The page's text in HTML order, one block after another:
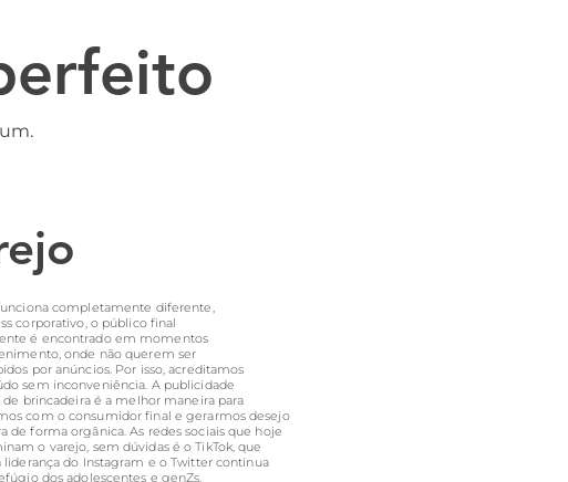
completamente diferente,
corporativo, o público final
é encontrado em momentos
onde não querem ser
por anúncios. Por isso, acreditamos
sem inconveniência. A publicidade
de brincadeira é a melhor maneira para
com o consumidor final e gerarmos desejo
de forma orgânica. As redes sociais que hoje
o varejo, sem dúvidas é o TikTok, que
liderança do Instagram e o Twitter continua
dos adolescentes e genZs.